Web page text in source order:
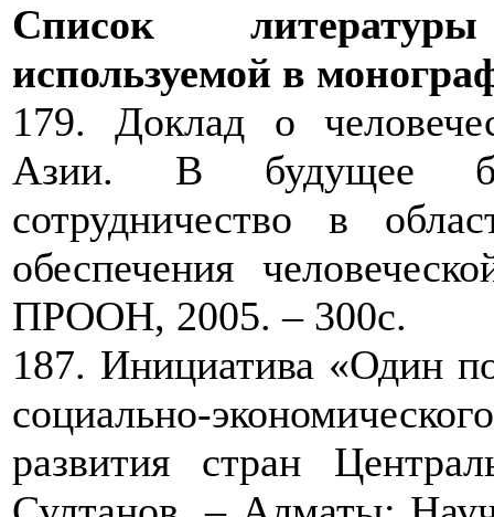
Список
используемой в
179. Доклад о
Азии. В будущее
сотрудничество в
обеспечения
ПРООН, 2005. – 300с.
187. Инициатива «Один
социально-
развития стран